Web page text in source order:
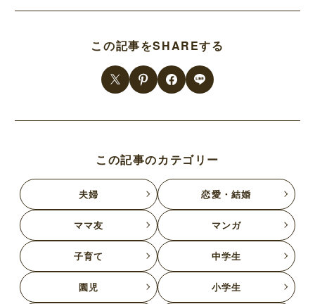
この記事をSHAREする
この記事のカテゴリー
夫婦 恋愛・結婚
ママ友 マンガ
子育て 中学生
園児 小学生